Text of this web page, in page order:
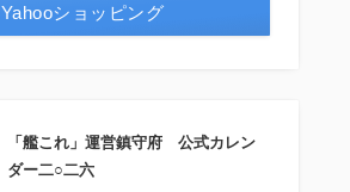
Yahooショッピング
「艦これ」運営鎮守府 公式カレン
ダー二○二六